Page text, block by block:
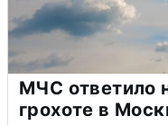
МЧС ответило
грохоте в